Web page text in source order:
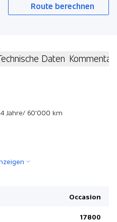
Route berechnen
Daten Kommentar
Jahre/ 60'000 km
Occasion
17800